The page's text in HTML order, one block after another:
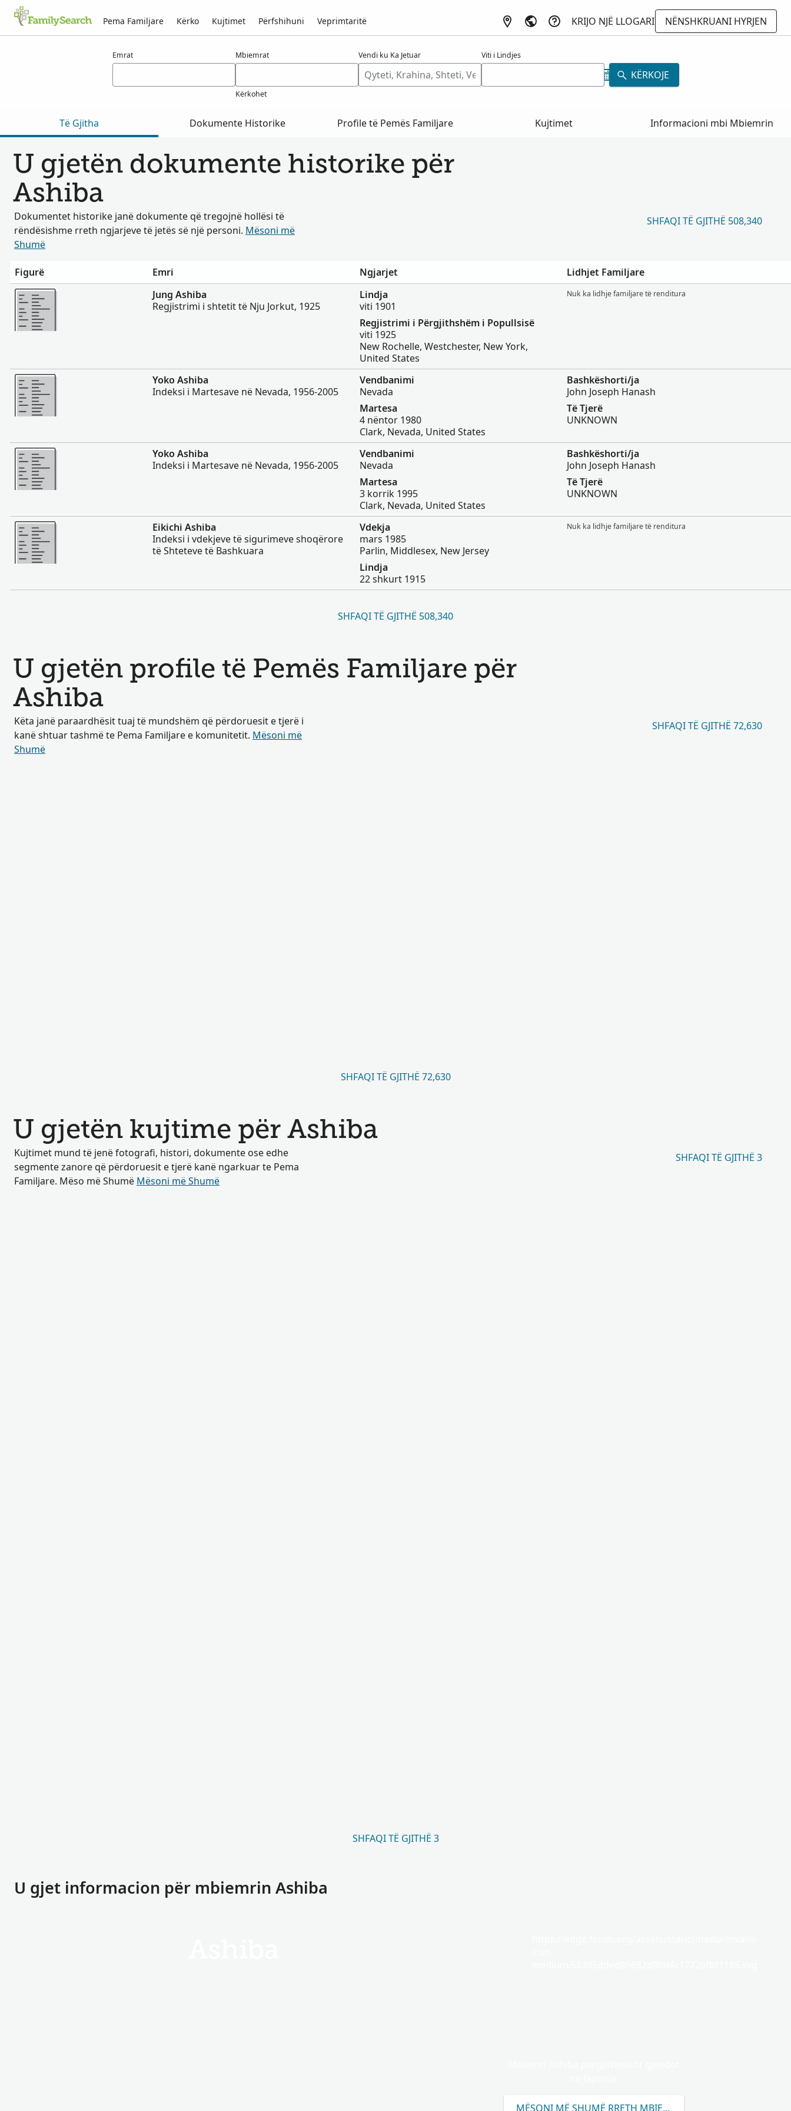
Pema Familjare Kërko Kujtimet Përfshihuni Veprimtaritë KRIJO NJË LLOGARI
NËNSHKRUANI HYRJEN
Emrat Mbiemrat
Kërkohet
Vendi ku Ka Jetuar Viti i Lindjes
KËRKOJE
Të Gjitha Dokumente Historike Profile të Pemës Familjare Kujtimet Informacioni mbi Mbiemrin
U gjetën dokumente historike për
Ashiba
Dokumentet historike janë dokumente që tregojnë hollësi të
rëndësishme rreth ngjarjeve të jetës së një personi. Mësoni më
Shumë
SHFAQI TË GJITHË 508,340
Figurë Emri Ngjarjet
Lidhjet Familjare
Më Shumë
Jung Ashiba
Regjistrimi i shtetit të Nju Jorkut, 1925
Lindja
viti 1901
Regjistrimi i Përgjithshëm i Popullsisë
viti 1925
New Rochelle, Westchester, New York,
United States
Nuk ka lidhje familjare të renditura
Më Shumë
Yoko Ashiba
Indeksi i Martesave në Nevada, 1956-2005
Vendbanimi
Nevada
Martesa
4 nëntor 1980
Clark, Nevada, United States
Bashkëshorti/ja
John Joseph Hanash
Të Tjerë
UNKNOWN
Më Shumë
Yoko Ashiba
Indeksi i Martesave në Nevada, 1956-2005
Vendbanimi
Nevada
Martesa
3 korrik 1995
Clark, Nevada, United States
Bashkëshorti/ja
John Joseph Hanash
Të Tjerë
UNKNOWN
Më Shumë
Eikichi Ashiba
Indeksi i vdekjeve të sigurimeve shoqërore
të Shteteve të Bashkuara
Vdekja
mars 1985
Parlin, Middlesex, New Jersey
Lindja
22 shkurt 1915
Nuk ka lidhje familjare të renditura
SHFAQI TË GJITHË 508,340
U gjetën profile të Pemës Familjare për
Ashiba
Këta janë paraardhësit tuaj të mundshëm që përdoruesit e tjerë i
kanë shtuar tashmë te Pema Familjare e komunitetit. Mësoni më
Shumë
SHFAQI TË GJITHË 72,630
SHFAQI TË GJITHË 72,630
U gjetën kujtime për Ashiba
Kujtimet mund të jenë fotografi, histori, dokumente ose edhe
segmente zanore që përdoruesit e tjerë kanë ngarkuar te Pema
Familjare. Mëso më Shumë Mësoni më Shumë
SHFAQI TË GJITHË 3
SHFAQI TË GJITHË 3
U gjet informacion për mbiemrin Ashiba
MËSONI MË SHUMË RRETH MBIEMRIT ASHIBA